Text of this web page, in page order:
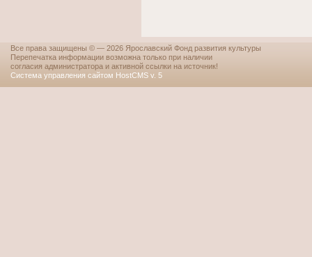
Все права защищены © — 2026 Ярославский Фонд развития культуры
Перепечатка информации возможна только при наличии
согласия администратора и активной ссылки на источник!
Система управления сайтом HostCMS v. 5